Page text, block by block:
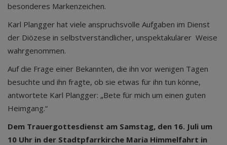
besonderes Markenzeichen.
Karl Plangger hat viele anspruchsvolle Aufgaben im Dienst
der Diözese in selbstverständlicher, unspektakulärer Weise
wahrgenommen.
Auf die Frage einer Bekannten, die ihn vor wenigen Tagen
besuchte und ihn fragte, ob sie etwas für ihn tun könne,
antwortete Karl Plangger: „Bete für mich um einen guten
Heimgang.“
Dem Trauergottesdienst am Samstag, den 16. Juli um
10 Uhr in der Stadtpfarrkirche Maria Himmelfahrt in